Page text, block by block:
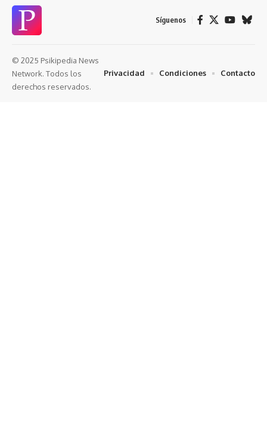
Síguenos
© 2025 Psikipedia News
Network. Todos los
derechos reservados.
Privacidad Condiciones Contacto